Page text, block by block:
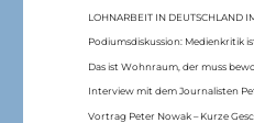
LOHNARBEIT IN
Podiumsdiskussion: Medienkritik
Das ist Wohnraum, der muss
Interview mit dem Journalisten
Vortrag Peter Nowak – Kurze